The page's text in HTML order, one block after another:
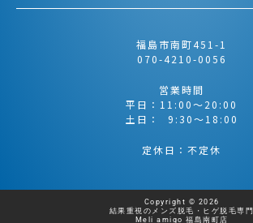
福島市南町451-1
070-4210-0056
営業時間
平日：11:00〜20:00
土日： 9:30〜18:00
定休日：不定休
Copyright © 2026
結果重視のメンズ脱毛・ヒゲ脱毛専門
Meli amigo 福島南町店